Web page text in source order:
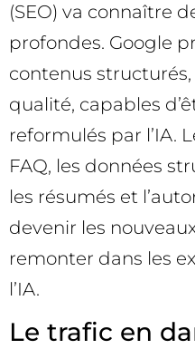
(SEO) va connaître
profondes. Google
contenus
qualité, capables
reformulés par l’IA.
FAQ, les données
les résumés et
devenir les
remonter dans les
l’IA.
Le trafic en